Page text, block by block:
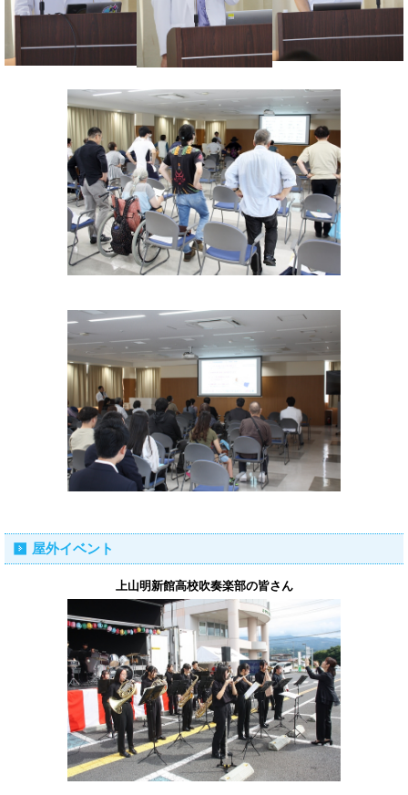
屋外イベント
上山明新館高校吹奏楽部の皆さん